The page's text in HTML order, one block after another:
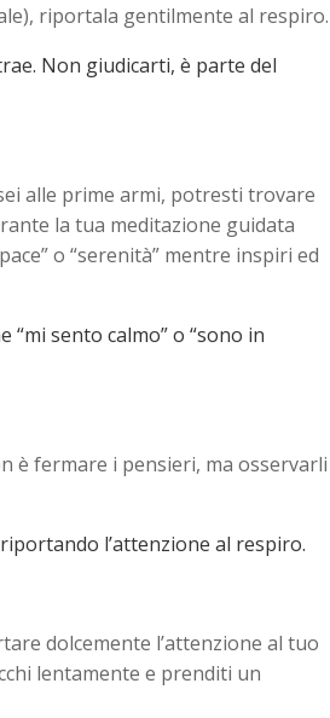
riportala gentilmente al respiro.
Non giudicarti, è parte del
alle prime armi, potresti trovare
la tua meditazione guidata
o “serenità” mentre inspiri ed
sento calmo” o “sono in
è fermare i pensieri, ma osservarli
l’attenzione al respiro.
dolcemente l’attenzione al tuo
lentamente e prenditi un